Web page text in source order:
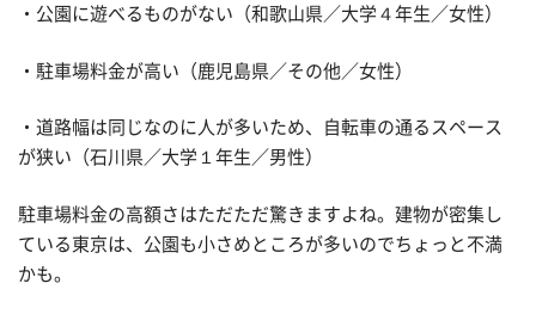
・公園に遊べるものがない（和歌山県／大学４年生／女性）
・駐車場料金が高い（鹿児島県／その他／女性）
・道路幅は同じなのに人が多いため、自転車の通るスペース
が狭い（石川県／大学１年生／男性）
駐車場料金の高額さはただただ驚きますよね。建物が密集し
ている東京は、公園も小さめところが多いのでちょっと不満
かも。